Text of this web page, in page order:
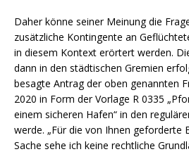
Daher könne seiner Meinung die
zusätzliche Kontingente an
in diesem Kontext erörtert werden.
dann in den städtischen Gremien
besagte Antrag der oben genannten
2020 in Form der Vorlage R 0335
einem sicheren Hafen“ in den
werde. „Für die von Ihnen geforderte
Sache sehe ich keine rechtliche